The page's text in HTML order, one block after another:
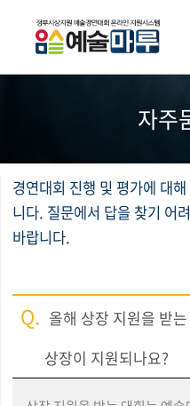
자주
경연대회 진행 및 평가에 대
니다. 질문에서 답을 찾기 어
바랍니다.
Q. 올해 상장 지원을 받
상장이 지원되나요?